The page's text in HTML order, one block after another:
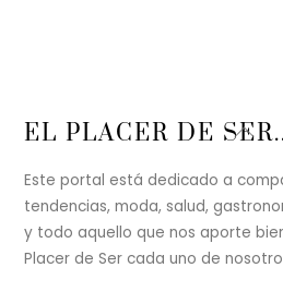
Back
Top
EL PLACER DE
Este portal está dedicado a
tendencias, moda, salud,
y todo aquello que nos aporte
Placer de Ser cada uno de